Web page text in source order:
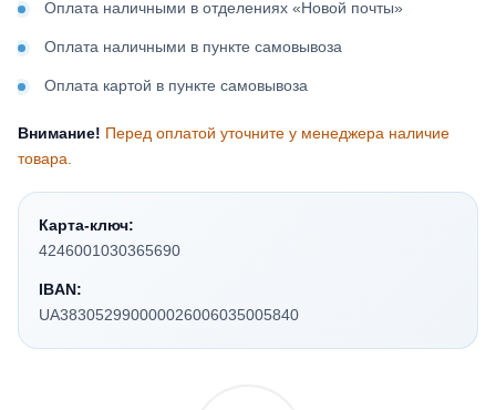
Оплата наличными в отделениях «Новой почты»
Оплата наличными в пункте самовывоза
Оплата картой в пункте самовывоза
Внимание! Перед оплатой уточните у менеджера наличие
товара.
Карта-ключ:
4246001030365690
IBAN:
UA383052990000026006035005840